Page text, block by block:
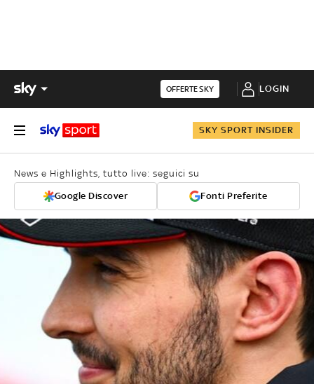
OFFERTE SKY LOGIN
SKY SPORT INSIDER
News e Highlights, tutto live: seguici su
Google Discover Fonti Preferite